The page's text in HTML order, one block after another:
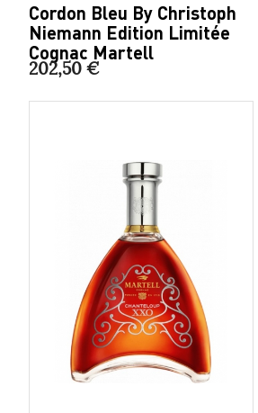
Cordon Bleu By Christoph
Niemann Edition Limitée
Cognac Martell
202,50 €